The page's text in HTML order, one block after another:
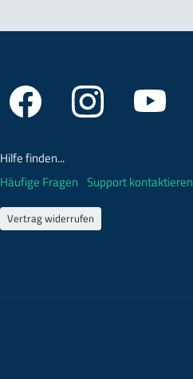
Hilfe finden...
Häufige Fragen Support kontaktieren
Vertrag widerrufen